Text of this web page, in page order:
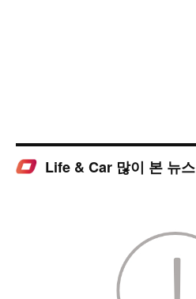
Life & Car 많이 본 뉴스